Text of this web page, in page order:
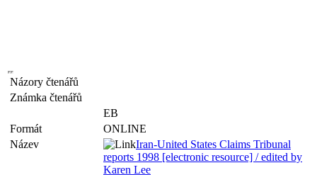
Názory čtenářů
Známka čtenářů
EB
Formát
ONLINE
Název
Iran-United States Claims Tribunal
reports 1998 [electronic resource] / edited by
Karen Lee